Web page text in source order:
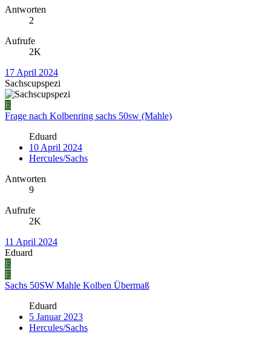
Antworten
2
Aufrufe
2K
17 April 2024
Sachscupspezi
E
Frage nach Kolbenring sachs 50sw (Mahle)
Eduard
10 April 2024
Hercules/Sachs
Antworten
9
Aufrufe
2K
11 April 2024
Eduard
E
E
Sachs 50SW Mahle Kolben Übermaß
Eduard
5 Januar 2023
Hercules/Sachs